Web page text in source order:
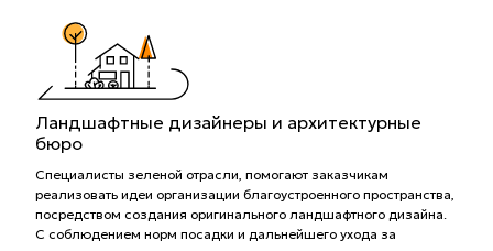
Ландшафтные дизайнеры и архитектурные
бюро
Специалисты зеленой отрасли, помогают заказчикам
реализовать идеи организации благоустроенного пространства,
посредством создания оригинального ландшафтного дизайна.
С соблюдением норм посадки и дальнейшего ухода за